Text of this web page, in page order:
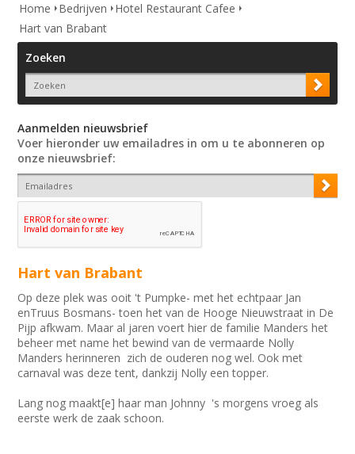
Home
Bedrijven
Hotel Restaurant Cafee
Hart van Brabant
Zoeken
Aanmelden nieuwsbrief
Voer hieronder uw emailadres in om u te abonneren op
onze nieuwsbrief:
Hart van Brabant
Op deze plek was ooit 't Pumpke- met het echtpaar Jan
enTruus Bosmans- toen het van de Hooge Nieuwstraat in De
Pijp afkwam. Maar al jaren voert hier de familie Manders het
beheer met name het bewind van de vermaarde Nolly
Manders herinneren zich de ouderen nog wel. Ook met
carnaval was deze tent, dankzij Nolly een topper.
Lang nog maakt[e] haar man Johnny 's morgens vroeg als
eerste werk de zaak schoon.